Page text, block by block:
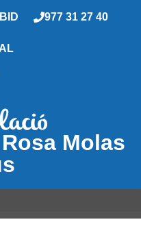
977 31 27 40
Molas